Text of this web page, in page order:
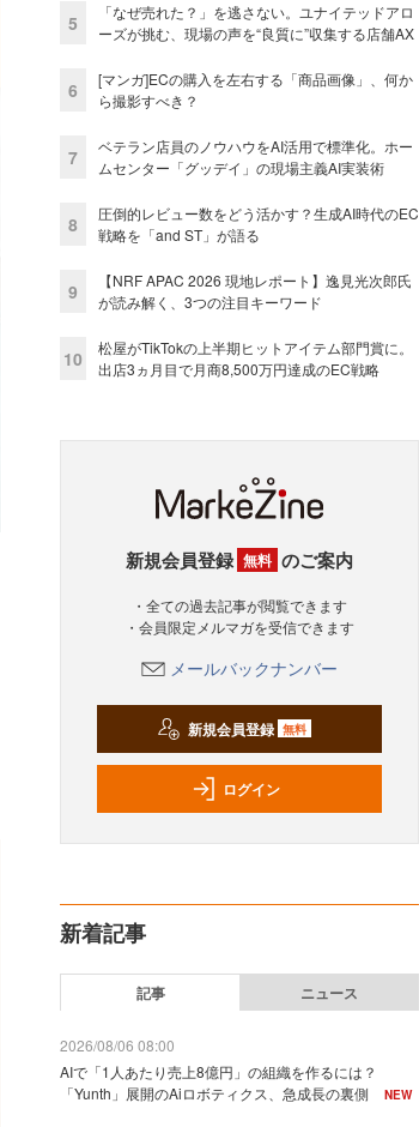
5
「なぜ売れた？」を逃さない。ユナイテッドアロ
ーズが挑む、現場の声を“良質に”収集する店舗AX
6
[マンガ]ECの購入を左右する「商品画像」、何か
ら撮影すべき？
7
ベテラン店員のノウハウをAI活用で標準化。ホー
ムセンター「グッデイ」の現場主義AI実装術
8
圧倒的レビュー数をどう活かす？生成AI時代のEC
戦略を「and ST」が語る
9
【NRF APAC 2026 現地レポート】逸見光次郎氏
が読み解く、3つの注目キーワード
10
松屋がTikTokの上半期ヒットアイテム部門賞に。
出店3ヵ月目で月商8,500万円達成のEC戦略
新規会員登録 無料 のご案内
・全ての過去記事が閲覧できます
・会員限定メルマガを受信できます
メールバックナンバー
新規会員登録 無料
ログイン
新着記事
記事 ニュース
2026/08/06 08:00
AIで「1人あたり売上8億円」の組織を作るには？
「Yunth」展開のAiロボティクス、急成長の裏側
NEW